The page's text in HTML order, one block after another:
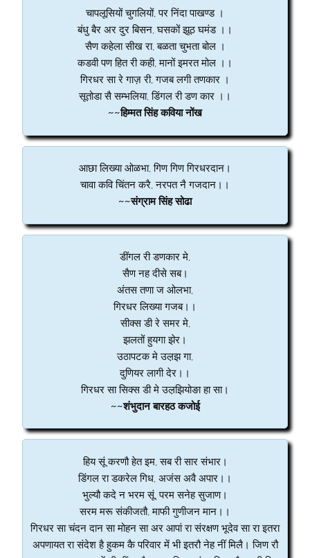
चापलूसियों चुगलियों, पर निंदा पाखण्ड ।
बंधु बैर अर दुर बिसन, घसकों झूठ घमंड ।।
सैण कहेला सीख रा, बळता चुभता बोल ।
कडवी पण हित री कही, मानों इमरत मोल ।।
गिरधर सा रे गाज़ री, गजब लगी तणकार ।
सूतोडा सै सम्भलिया, डिंगल री डण कार ।।
~~हिम्मत सिंह कविया नोंख
आछा लिख्या ओळभा, गिण गिण गिरधरदान।
चावा कवि चिंतन करै, नरपत नै गजदान।।
~~संग्राम सिंह सोढा
डींगल री डणकार मे,
सैण नह दीसे सब।
अंतस तणा ज ओलभा,
गिरधर लिख्या गजब।।
सीक्स डी रे समर मे,
झलतों हुयगा झेर।
उठापटक मे उल़झ गा,
दुणियर लागी देर।।
गिरधर सा सिक्स डी मे उल़झियोङा हा सा।
~~शंभुदान बारहठ कजोई
हिय सूं करणौ हेत इम, सब री सार संभार।
डिंगल रा डकरेल गिध, अजंस अवै अपार।।
भुल्यौ कदे न भरम सूं, परम सनेह सुजाण।
सरम मरू संकीजतौ, माफी गुणीजन मान।।
गिरधर सा चंदन दान सा मोहन सा अर आपां रा संरक्षण भूदेव सा रा इतरा
अपणायत रा संदेश है हुकम कै परिवार में भी इतरौ नेह नीं मिलै। जिण रौ